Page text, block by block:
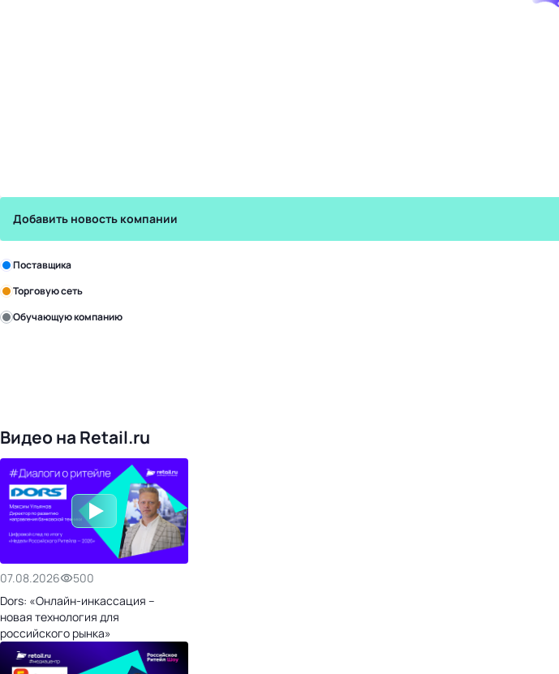
Добавить новость компании
Поставщика
Торговую сеть
Обучающую компанию
Видео на Retail.ru
07.08.2026
500
Dors: «Онлайн-инкассация –
новая технология для
российского рынка»